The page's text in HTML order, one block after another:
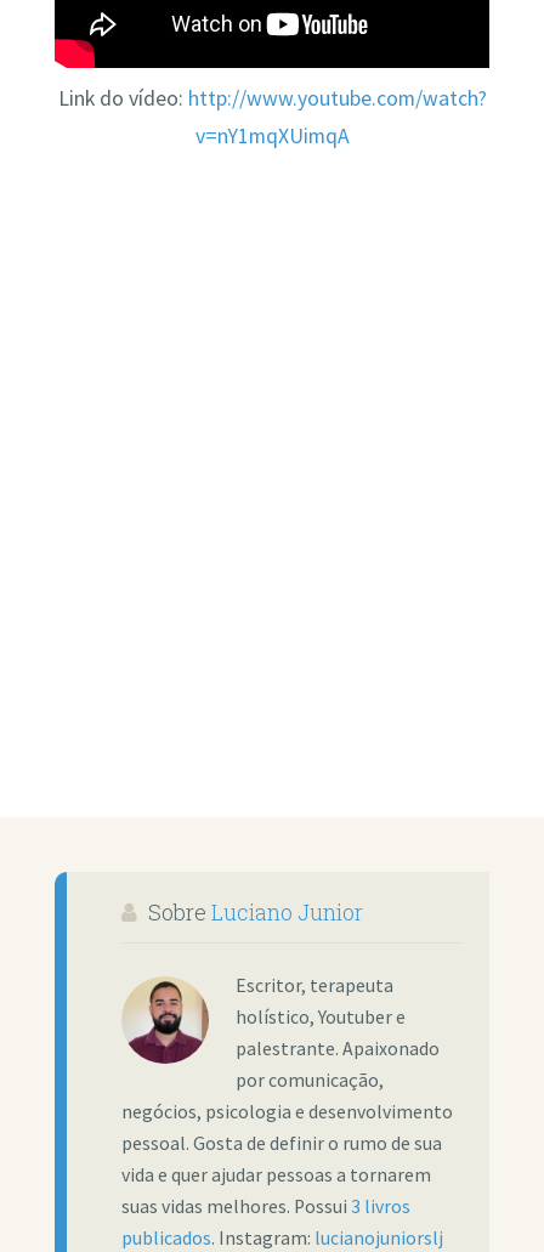
Link do vídeo: http://www.youtube.com/watch?
v=nY1mqXUimqA
Sobre Luciano Junior
Escritor, terapeuta
holístico, Youtuber e
palestrante. Apaixonado
por comunicação,
negócios, psicologia e desenvolvimento
pessoal. Gosta de definir o rumo de sua
vida e quer ajudar pessoas a tornarem
suas vidas melhores. Possui 3 livros
publicados. Instagram: lucianojuniorslj